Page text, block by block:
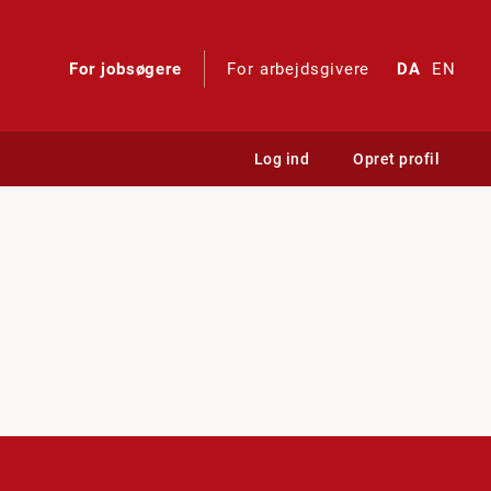
For jobsøgere For arbejdsgivere DA EN
Log ind Opret profil